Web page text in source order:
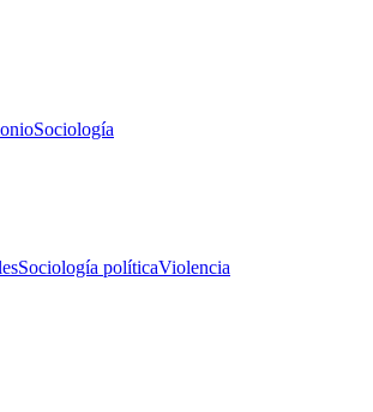
Sociología
Sociología políticaViolencia